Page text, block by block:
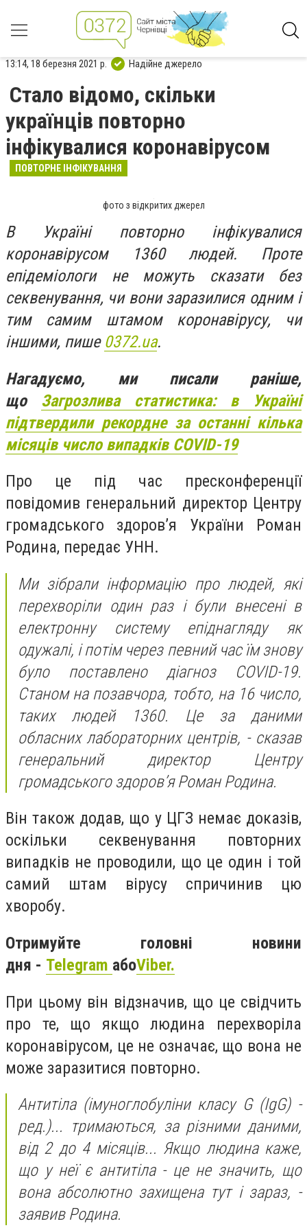
13:14, 18 березня 2021 р. Надійне джерело
Стало відомо, скільки
українців повторно
інфікувалися коронавірусом
ПОВТОРНЕ ІНФІКУВАННЯ
фото з відкритих джерел
В Україні повторно інфікувалися
коронавірусом 1360 людей. Проте
епідеміологи не можуть сказати без
секвенування, чи вони заразилися одним і
тим самим штамом коронавірусу, чи
іншими, пише 0372.ua.
Нагадуємо, ми писали раніше,
що Загрозлива статистика: в Україні
підтвердили рекордне за останні кілька
місяців число випадків COVID-19
Про це під час пресконференції
повідомив генеральний директор Центру
громадського здоров’я України Роман
Родина, передає УНН.
Ми зібрали інформацію про людей, які
перехворіли один раз і були внесені в
електронну систему епіднагляду як
одужалі, і потім через певний час їм знову
було поставлено діагноз COVID-19.
Станом на позавчора, тобто, на 16 число,
таких людей 1360. Це за даними
обласних лабораторних центрів, - сказав
генеральний директор Центру
громадського здоров’я Роман Родина.
Він також додав, що у ЦГЗ немає доказів,
оскільки секвенування повторних
випадків не проводили, що це один і той
самий штам вірусу спричинив цю
хворобу.
Отримуйте головні новини
дня - Telegram абоViber.
При цьому він відзначив, що це свідчить
про те, що якщо людина перехворіла
коронавірусом, це не означає, що вона не
може заразитися повторно.
Антитіла (імуноглобуліни класу G (IgG) -
ред.)... тримаються, за різними даними,
від 2 до 4 місяців... Якщо людина каже,
що у неї є антитіла - це не значить, що
вона абсолютно захищена тут і зараз, -
заявив Родина.